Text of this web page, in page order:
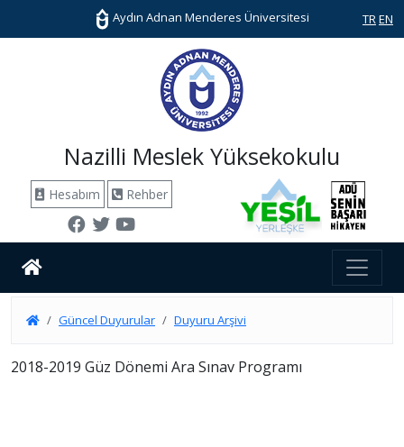
Aydın Adnan Menderes Üniversitesi TR EN
Nazilli Meslek Yüksekokulu
Hesabım Rehber
Güncel Duyurular Duyuru Arşivi
2018-2019 Güz Dönemi Ara Sınav Programı